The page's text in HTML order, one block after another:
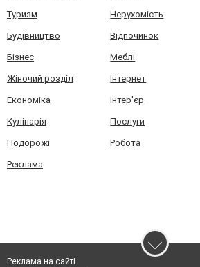
Туризм Нерухомість
Будівництво Відпочинок
Бізнес Меблі
Жіночий розділ Інтернет
Економіка Інтер'єр
Кулінарія Послуги
Подорожі Робота
Реклама
Реклама на сайті